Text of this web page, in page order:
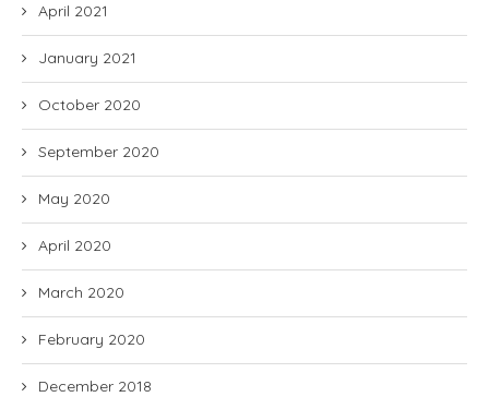
April 2021
January 2021
October 2020
September 2020
May 2020
April 2020
March 2020
February 2020
December 2018